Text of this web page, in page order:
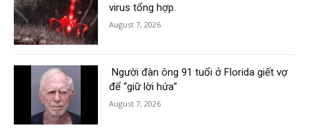
virus tổng hợp.
August 7, 2026
Người đàn ông 91 tuổi ở Florida giết vợ
để “giữ lời hứa”
August 7, 2026